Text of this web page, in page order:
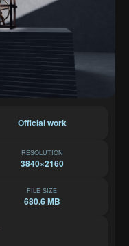
Forgot
Password
Official work
RESOLUTION
3840×2160
FILE SIZE
680.6 MB